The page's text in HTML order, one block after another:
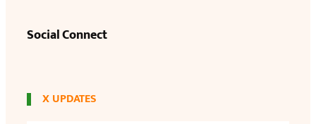
Social Connect
X UPDATES